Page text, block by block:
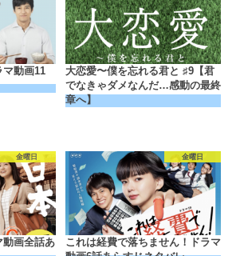
マ動画11
大恋愛〜僕を忘れる君と ♯9【君
でなきゃダメなんだ…感動の最終
章へ】
金曜日
動画全話あ
金曜日
これは経費で落ちません！ドラマ